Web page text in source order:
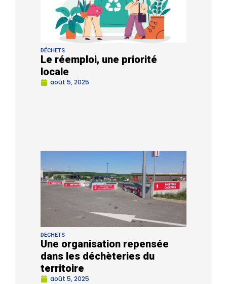
DÉCHETS
Le réemploi, une priorité
locale
août 5, 2025
DÉCHETS
Une organisation repensée
dans les déchèteries du
territoire
août 5, 2025